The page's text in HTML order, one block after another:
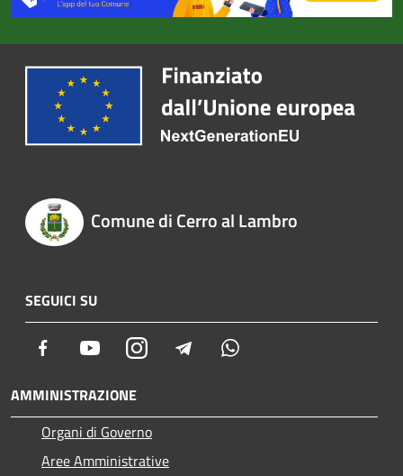
Comune di Cerro al Lambro
SEGUICI SU
Facebook YoutubeInstagram Telegram
AMMINISTRAZIONE
Organi di Governo
Aree Amministrative